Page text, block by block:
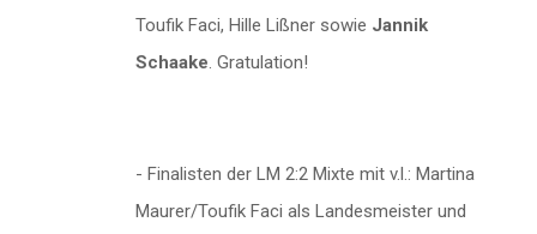
Toufik Faci, Hille Lißner sowie Jannik
Schaake. Gratulation!
- Finalisten der LM 2:2 Mixte mit v.l.: Martina
Maurer/Toufik Faci als Landesmeister und